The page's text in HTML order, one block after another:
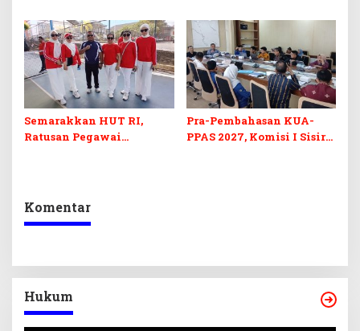
Barcode Curang
di Sultra
Semarakkan HUT RI,
Ratusan Pegawai
Pra-Pembahasan KUA-
PPAS 2027, Komisi I Sisir
Komentar
Hukum